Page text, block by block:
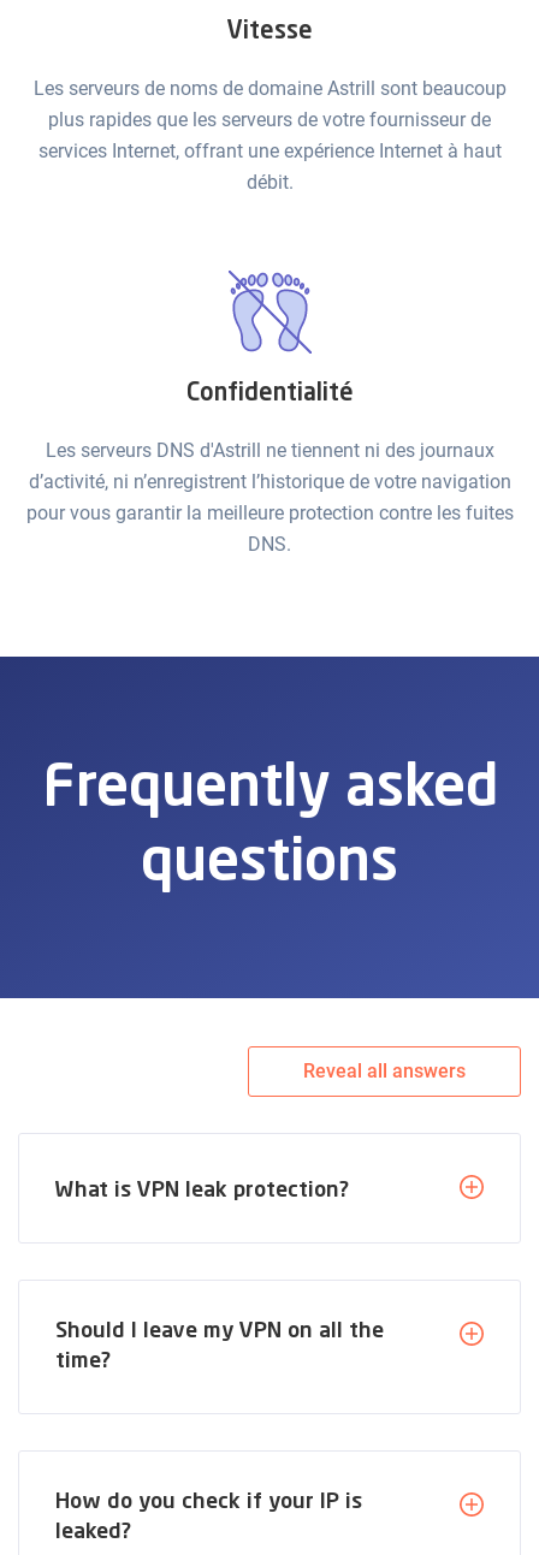
Vitesse
Les serveurs de noms de domaine Astrill sont beaucoup
plus rapides que les serveurs de votre fournisseur de
services Internet, offrant une expérience Internet à haut
débit.
Confidentialité
Les serveurs DNS d'Astrill ne tiennent ni des journaux
d’activité, ni n’enregistrent l’historique de votre navigation
pour vous garantir la meilleure protection contre les fuites
DNS.
Frequently asked
questions
Reveal all answers
What is VPN leak protection?
Should I leave my VPN on all the
time?
How do you check if your IP is
leaked?